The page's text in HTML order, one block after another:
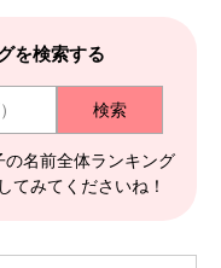
を検索する
名前全体ランキング
てみてくださいね！